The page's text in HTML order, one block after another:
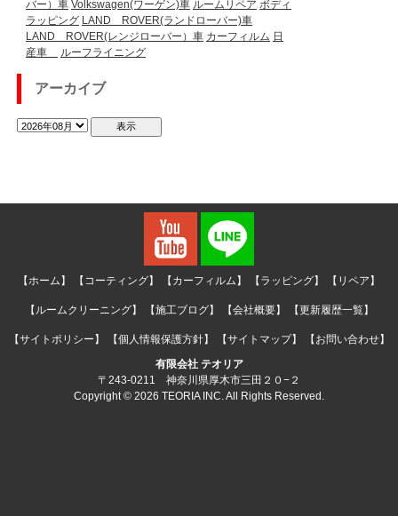
バー）車 Volkswagen(ワーゲン)車 ルームリペア ボディ
ラッピング LAND ROVER(ランドローバー)車
LAND ROVER(レンジローバー）車 カーフィルム 日
産車
ルーフライニング
アーカイブ
【ホーム】 【コーティング】 【カーフィルム】 【ラッピング】 【リペア】
【ルームクリーニング】 【施工ブログ】 【会社概要】 【更新履歴一覧】
【サイトポリシー】 【個人情報保護方針】 【サイトマップ】
【お問い合わせ】
有限会社 テオリア
〒243-0211 神奈川県厚木市三田２０−２
Copyright © 2026 TEORIA INC. All Rights Reserved.